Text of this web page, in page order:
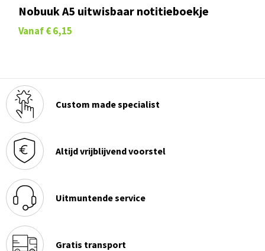
Nobuuk A5 uitwisbaar notitieboekje
Vanaf € 6,15
Custom made specialist
Altijd vrijblijvend voorstel
Uitmuntende service
Gratis transport